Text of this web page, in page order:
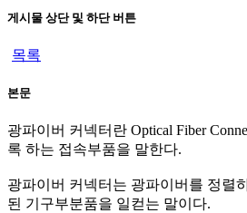
게시물 상단 및 하단 버튼
목록
본문
광파이버 커넥터란 Optical Fiber
록 하는 접속부품을 말한다.
광파이버 커넥터는 광파이버를 정렬
된 기구부분품을 일컫는 말이다.